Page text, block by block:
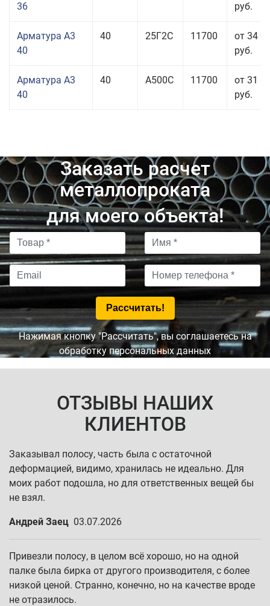
36
руб.
Арматура А3
40
40 25Г2С 11700
от 34
руб.
Арматура А3
40
40 А500С 11700
от 31
руб.
Заказать расчет
металлопроката
для моего объекта!
Нажимая кнопку "Рассчитать", вы соглашаетесь на
обработку персональных данных
ОТЗЫВЫ НАШИХ
КЛИЕНТОВ
Заказывал полосу, часть была с остаточной
деформацией, видимо, хранилась не идеально. Для
моих работ подошла, но для ответственных вещей бы
не взял.
Андрей Заец 03.07.2026
Привезли полосу, в целом всё хорошо, но на одной
палке была бирка от другого производителя, с более
низкой ценой. Странно, конечно, но на качестве вроде
не отразилось.